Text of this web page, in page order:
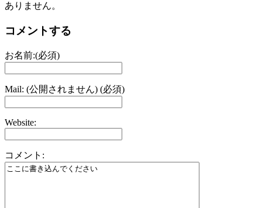
ありません。
コメントする
お名前:(必須)
Mail: (公開されません) (必須)
Website:
コメント: